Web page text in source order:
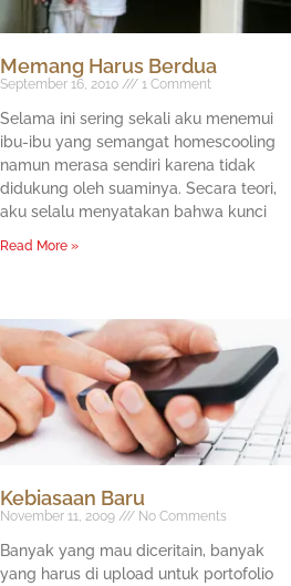
Memang Harus Berdua
September 16, 2010 1 Comment
Selama ini sering sekali aku menemui
ibu-ibu yang semangat homescooling
namun merasa sendiri karena tidak
didukung oleh suaminya. Secara teori,
aku selalu menyatakan bahwa kunci
Read More »
Kebiasaan Baru
November 11, 2009 No Comments
Banyak yang mau diceritain, banyak
yang harus di upload untuk portofolio